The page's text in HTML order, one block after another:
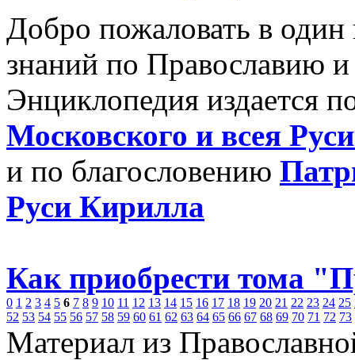
Добро пожаловать в
знаний по Православию
Энциклопедия издается
Московского и всея
и по благословению
Руси Кирилла
Как приобрести тома
0 1 2 3 4 5 6 7 8 9 10 11 12 13 14 15 16 17 18 19 20 21 22 23 24 25
52 53 54 55 56 57 58 59 60 61 62 63 64 65 66 67 68 69 70 71 72 73
Материал из